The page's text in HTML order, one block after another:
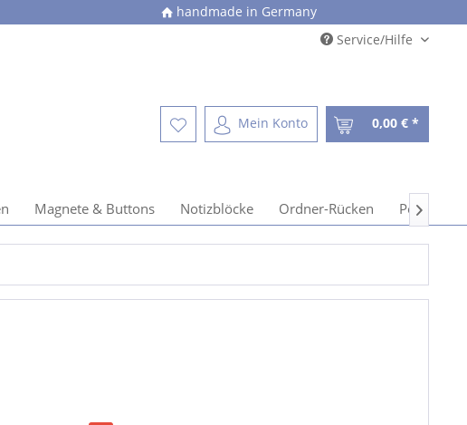
handmade in Germany
Service/Hilfe
Mein Konto 0,00 € *
Magnete & Buttons Notizblöcke Ordner-Rücken Postkarten
